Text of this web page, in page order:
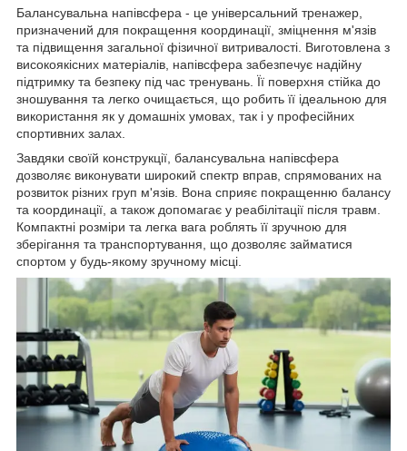
Балансувальна напівсфера - це універсальний тренажер,
призначений для покращення координації, зміцнення м'язів
та підвищення загальної фізичної витривалості. Виготовлена з
високоякісних матеріалів, напівсфера забезпечує надійну
підтримку та безпеку під час тренувань. Її поверхня стійка до
зношування та легко очищається, що робить її ідеальною для
використання як у домашніх умовах, так і у професійних
спортивних залах.
Завдяки своїй конструкції, балансувальна напівсфера
дозволяє виконувати широкий спектр вправ, спрямованих на
розвиток різних груп м'язів. Вона сприяє покращенню балансу
та координації, а також допомагає у реабілітації після травм.
Компактні розміри та легка вага роблять її зручною для
зберігання та транспортування, що дозволяє займатися
спортом у будь-якому зручному місці.